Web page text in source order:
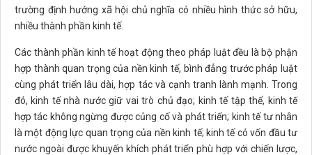
trường định hướng xã hội chủ nghĩa có nhiều hình thức sở hữu,
nhiều thành phần kinh tế.
Các thành phần kinh tế hoạt động theo pháp luật đều là bộ phận
hợp thành quan trọng của nền kinh tế, bình đẳng trước pháp luật
cùng phát triển lâu dài, hợp tác và cạnh tranh lành mạnh. Trong
đó, kinh tế nhà nước giữ vai trò chủ đạo; kinh tế tập thể, kinh tế
hợp tác không ngừng được củng cố và phát triển; kinh tế tư nhân
là một động lực quan trọng của nền kinh tế; kinh tế có vốn đầu tư
nước ngoài được khuyến khích phát triển phù hợp với chiến lược,